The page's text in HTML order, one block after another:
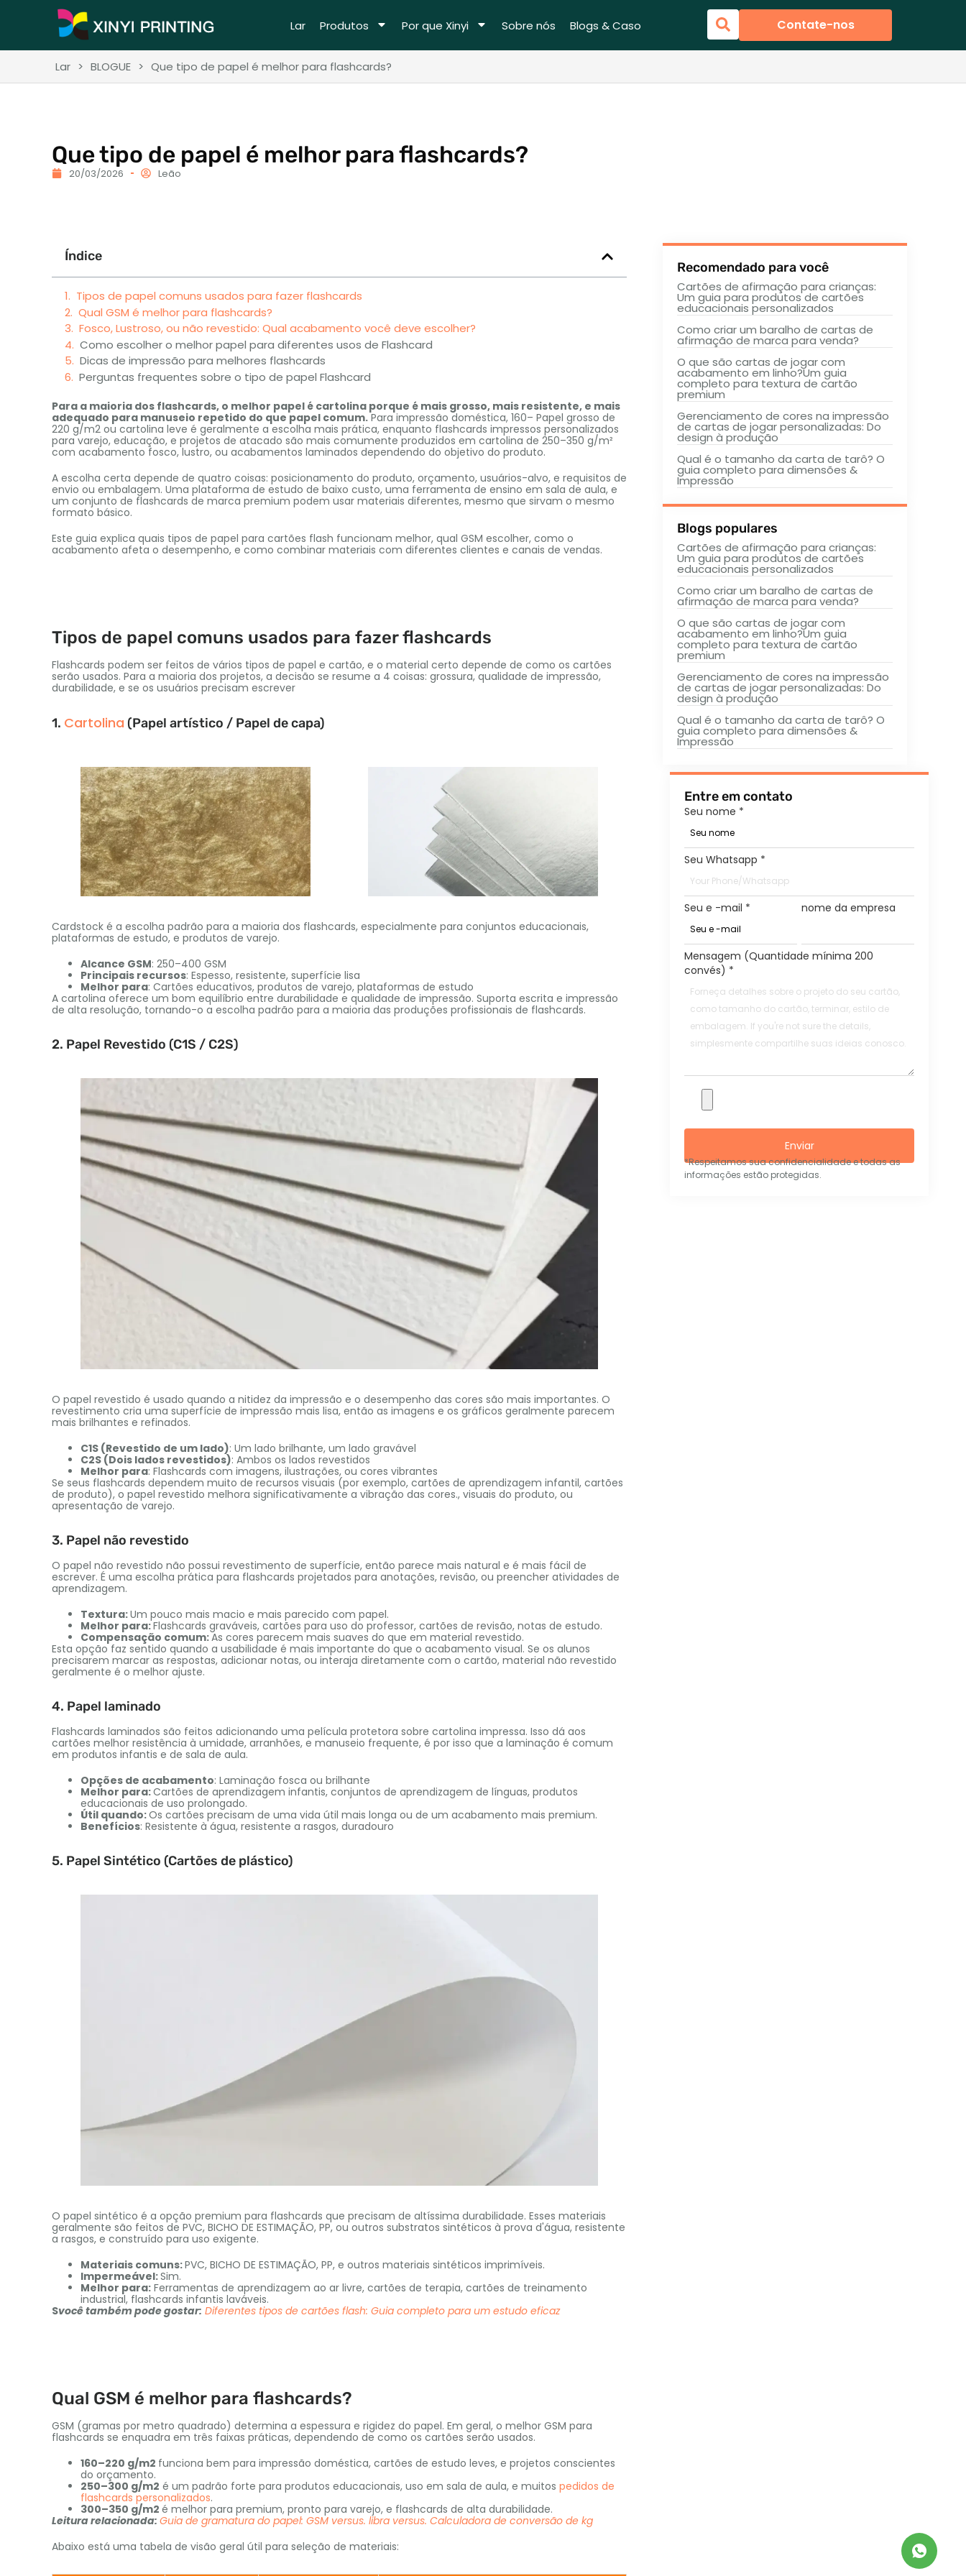
Lar Produtos Por que Xinyi Sobre nós Blogs & Caso Contate-nos
Lar > BLOGUE > Que tipo de papel é melhor para flashcards?
Que tipo de papel é melhor para flashcards?
20/03/2026 Leão
Índice
Tipos de papel comuns usados ​​para fazer flashcards
Qual GSM é melhor para flashcards?
Fosco, Lustroso, ou não revestido: Qual acabamento você deve escolher?
Como escolher o melhor papel para diferentes usos de Flashcard
Dicas de impressão para melhores flashcards
Perguntas frequentes sobre o tipo de papel Flashcard
Para a maioria dos flashcards, o melhor papel é cartolina porque é mais grosso, mais resistente, e mais
adequado para manuseio repetido do que papel comum. Para impressão doméstica, 160– Papel grosso de
220 g/m2 ou cartolina leve é ​​geralmente a escolha mais prática, enquanto flashcards impressos personalizados
para varejo, educação, e projetos de atacado são mais comumente produzidos em cartolina de 250–350 g/m²
com acabamento fosco, lustro, ou acabamentos laminados dependendo do objetivo do produto.
A escolha certa depende de quatro coisas: posicionamento do produto, orçamento, usuários-alvo, e requisitos de
envio ou embalagem. Uma plataforma de estudo de baixo custo, uma ferramenta de ensino em sala de aula, e
um conjunto de flashcards de marca premium podem usar materiais diferentes, mesmo que sirvam o mesmo
formato básico.
Este guia explica quais tipos de papel para cartões flash funcionam melhor, qual GSM escolher, como o
acabamento afeta o desempenho, e como combinar materiais com diferentes clientes e canais de vendas.
Tipos de papel comuns usados ​​para fazer flashcards
Flashcards podem ser feitos de vários tipos de papel e cartão, e o material certo depende de como os cartões
serão usados. Para a maioria dos projetos, a decisão se resume a 4 coisas: grossura, qualidade de impressão,
durabilidade, e se os usuários precisam escrever
1. Cartolina (Papel artístico / Papel de capa)
Cardstock é a escolha padrão para a maioria dos flashcards, especialmente para conjuntos educacionais,
plataformas de estudo, e produtos de varejo.
Alcance GSM: 250–400 GSM
Principais recursos: Espesso, resistente, superfície lisa
Melhor para: Cartões educativos, produtos de varejo, plataformas de estudo
A cartolina oferece um bom equilíbrio entre durabilidade e qualidade de impressão. Suporta escrita e impressão
de alta resolução, tornando-o a escolha padrão para a maioria das produções profissionais de flashcards.
2. Papel Revestido (C1S / C2S)
O papel revestido é usado quando a nitidez da impressão e o desempenho das cores são mais importantes. O
revestimento cria uma superfície de impressão mais lisa, então as imagens e os gráficos geralmente parecem
mais brilhantes e refinados.
C1S (Revestido de um lado): Um lado brilhante, um lado gravável
C2S (Dois lados revestidos): Ambos os lados revestidos
Melhor para: Flashcards com imagens, ilustrações, ou cores vibrantes
Se seus flashcards dependem muito de recursos visuais (por exemplo, cartões de aprendizagem infantil, cartões
de produto), o papel revestido melhora significativamente a vibração das cores., visuais do produto, ou
apresentação de varejo.
3. Papel não revestido
O papel não revestido não possui revestimento de superfície, então parece mais natural e é mais fácil de
escrever. É uma escolha prática para flashcards projetados para anotações, revisão, ou preencher atividades de
aprendizagem.
Textura:Um pouco mais macio e mais parecido com papel.
Melhor para:Flashcards graváveis, cartões para uso do professor, cartões de revisão, notas de estudo.
Compensação comum:As cores parecem mais suaves do que em material revestido.
Esta opção faz sentido quando a usabilidade é mais importante do que o acabamento visual. Se os alunos
precisarem marcar as respostas, adicionar notas, ou interaja diretamente com o cartão, material não revestido
geralmente é o melhor ajuste.
4. Papel laminado
Flashcards laminados são feitos adicionando uma película protetora sobre cartolina impressa. Isso dá aos
cartões melhor resistência à umidade, arranhões, e manuseio frequente, é por isso que a laminação é comum
em produtos infantis e de sala de aula.
Opções de acabamento: Laminação fosca ou brilhante
Melhor para:Cartões de aprendizagem infantis, conjuntos de aprendizagem de línguas, produtos
educacionais de uso prolongado.
Útil quando:Os cartões precisam de uma vida útil mais longa ou de um acabamento mais premium.
Benefícios: Resistente à água, resistente a rasgos, duradouro
5. Papel Sintético (Cartões de plástico)
O papel sintético é a opção premium para flashcards que precisam de altíssima durabilidade. Esses materiais
geralmente são feitos de PVC, BICHO DE ESTIMAÇÃO, PP, ou outros substratos sintéticos à prova d'água, resistente
a rasgos, e construído para uso exigente.
Materiais comuns:PVC, BICHO DE ESTIMAÇÃO, PP, e outros materiais sintéticos imprimíveis.
Impermeável:Sim.
Melhor para: Ferramentas de aprendizagem ao ar livre, cartões de terapia, cartões de treinamento
industrial, flashcards infantis laváveis.
Svocê também pode gostar: Diferentes tipos de cartões flash: Guia completo para um estudo eficaz
Qual GSM é melhor para flashcards?
GSM (gramas por metro quadrado) determina a espessura e rigidez do papel. Em geral, o melhor GSM para
flashcards se enquadra em três faixas práticas, dependendo de como os cartões serão usados.
160–220 g/m2 funciona bem para impressão doméstica, cartões de estudo leves, e projetos conscientes
do orçamento.
250–300 g/m2 é um padrão forte para produtos educacionais, uso em sala de aula, e muitos pedidos de
flashcards personalizados.
300–350 g/m2 é melhor para premium, pronto para varejo, e flashcards de alta durabilidade.
Leitura relacionada: Guia de gramatura do papel: GSM versus. libra versus. Calculadora de conversão de kg
Abaixo está uma tabela de visão geral útil para seleção de materiais:
Recomendado para você
Cartões de afirmação para crianças:
Um guia para produtos de cartões
educacionais personalizados
Como criar um baralho de cartas de
afirmação de marca para venda?
O que são cartas de jogar com
acabamento em linho?Um guia
completo para textura de cartão
premium
Gerenciamento de cores na impressão
de cartas de jogar personalizadas: Do
design à produção
Qual é o tamanho da carta de tarô? O
guia completo para dimensões &
Impressão
Blogs populares
Cartões de afirmação para crianças:
Um guia para produtos de cartões
educacionais personalizados
Como criar um baralho de cartas de
afirmação de marca para venda?
O que são cartas de jogar com
acabamento em linho?Um guia
completo para textura de cartão
premium
Gerenciamento de cores na impressão
de cartas de jogar personalizadas: Do
design à produção
Qual é o tamanho da carta de tarô? O
guia completo para dimensões &
Impressão
Entre em contato
Seu nome *
Seu Whatsapp *
Seu e -mail * nome da empresa
Mensagem (Quantidade mínima 200
convés) *
Enviar
*Respeitamos sua confidencialidade e todas as
informações estão protegidas.